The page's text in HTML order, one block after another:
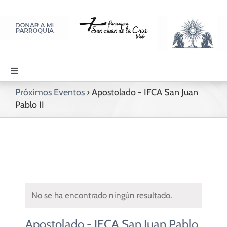
contenido
Toggle
Navigation
PARROQUIA
DISCIPULADOS
Próximos Eventos › Apostolado - IFCA San Juan
Pablo II
No se ha encontrado ningún resultado.